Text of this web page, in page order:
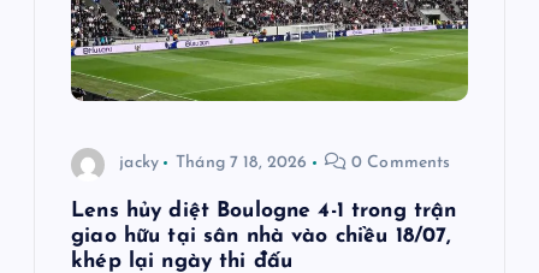
jacky Tháng 7 18, 2026 0 Comments
Lens hủy diệt Boulogne 4-1 trong trận
giao hữu tại sân nhà vào chiều 18/07,
khép lại ngày thi đấu